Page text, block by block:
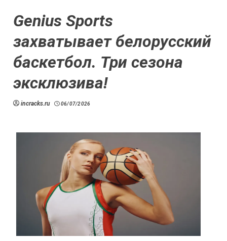
Genius Sports
захватывает белорусский
баскетбол. Три сезона
эксклюзива!
incracks.ru 06/07/2026